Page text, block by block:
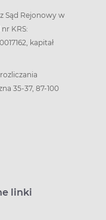
Sąd Rejonowy w
KRS:
kapitał
35-37, 87-100
linki